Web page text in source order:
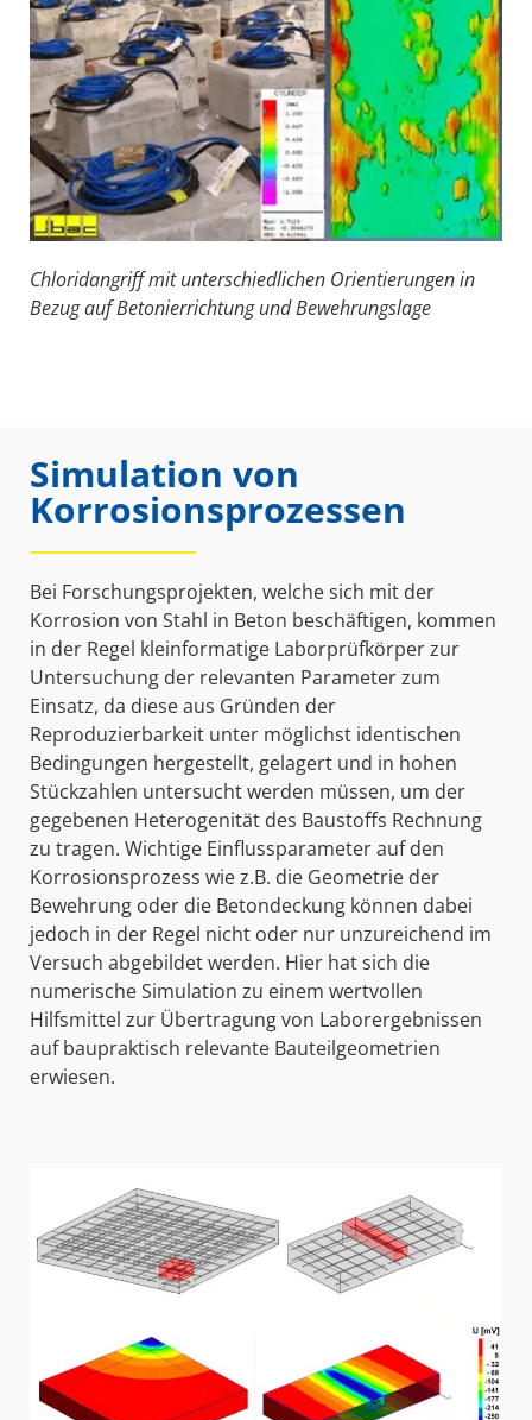
Chloridangriff mit unterschiedlichen Orientierungen in
Bezug auf Betonierrichtung und Bewehrungslage
Simulation von
Korrosionsprozessen
Bei Forschungsprojekten, welche sich mit der
Korrosion von Stahl in Beton beschäftigen, kommen
in der Regel kleinformatige Laborprüfkörper zur
Untersuchung der relevanten Parameter zum
Einsatz, da diese aus Gründen der
Reproduzierbarkeit unter möglichst identischen
Bedingungen hergestellt, gelagert und in hohen
Stückzahlen untersucht werden müssen, um der
gegebenen Heterogenität des Baustoffs Rechnung
zu tragen. Wichtige Einflussparameter auf den
Korrosionsprozess wie z.B. die Geometrie der
Bewehrung oder die Betondeckung können dabei
jedoch in der Regel nicht oder nur unzureichend im
Versuch abgebildet werden. Hier hat sich die
numerische Simulation zu einem wertvollen
Hilfsmittel zur Übertragung von Laborergebnissen
auf baupraktisch relevante Bauteilgeometrien
erwiesen.